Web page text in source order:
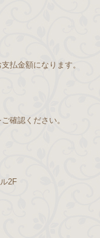
払金額になります。
ご確認ください。
2F